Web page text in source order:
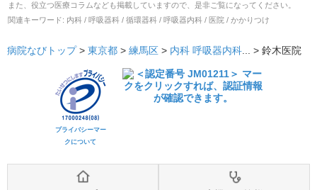
また、役立つ医療コラムなども掲載していますので、是非ご覧になってください。
関連キーワード: 内科 / 呼吸器科 / 循環器科 / 呼吸器内科 / 医院 / かかりつけ
病院なびトップ > 東京都 > 練馬区 > 内科 呼吸器内科... > 鈴木医院
プライバシーマー
クについて